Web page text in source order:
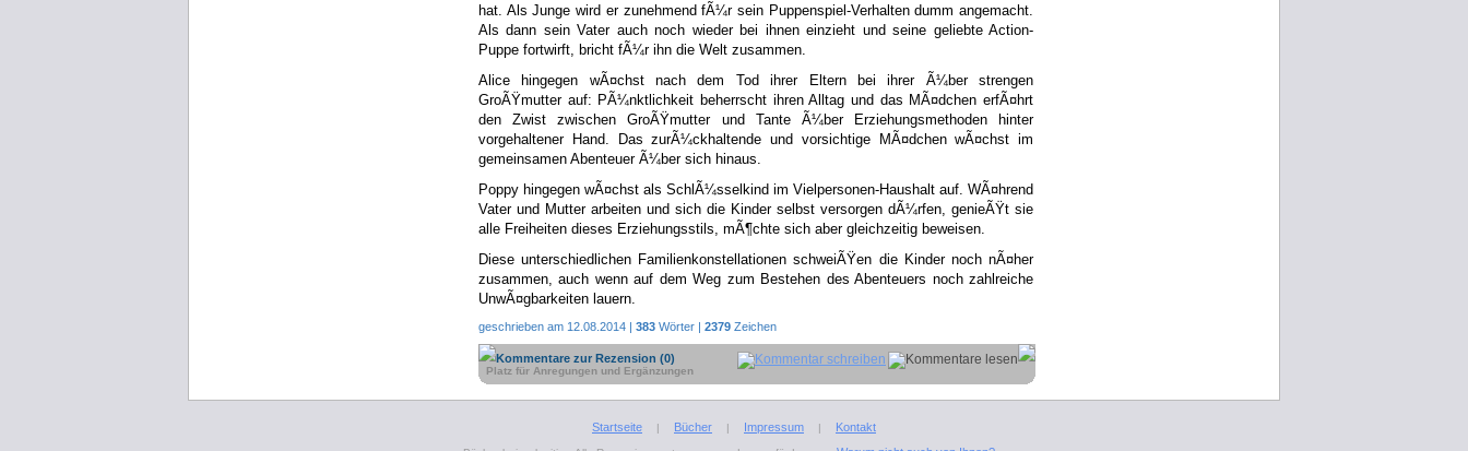
hat. Als Junge wird er zunehmend fÃ¼r sein Puppenspiel-Verhalten dumm angemacht.
Als dann sein Vater auch noch wieder bei ihnen einzieht und seine geliebte Action-
Puppe fortwirft, bricht fÃ¼r ihn die Welt zusammen.
Alice hingegen wÃ¤chst nach dem Tod ihrer Eltern bei ihrer Ã¼ber strengen
GroÃŸmutter auf: PÃ¼nktlichkeit beherrscht ihren Alltag und das MÃ¤dchen erfÃ¤hrt
den Zwist zwischen GroÃŸmutter und Tante Ã¼ber Erziehungsmethoden hinter
vorgehaltener Hand. Das zurÃ¼ckhaltende und vorsichtige MÃ¤dchen wÃ¤chst im
gemeinsamen Abenteuer Ã¼ber sich hinaus.
Poppy hingegen wÃ¤chst als SchlÃ¼sselkind im Vielpersonen-Haushalt auf. WÃ¤hrend
Vater und Mutter arbeiten und sich die Kinder selbst versorgen dÃ¼rfen, genieÃŸt sie
alle Freiheiten dieses Erziehungsstils, mÃ¶chte sich aber gleichzeitig beweisen.
Diese unterschiedlichen Familienkonstellationen schweiÃŸen die Kinder noch nÃ¤her
zusammen, auch wenn auf dem Weg zum Bestehen des Abenteuers noch zahlreiche
UnwÃ¤gbarkeiten lauern.
geschrieben am 12.08.2014 | 383 Wörter | 2379 Zeichen
Kommentare zur Rezension (0)
Platz für Anregungen und Ergänzungen
Startseite | Bücher | Impressum | Kontakt